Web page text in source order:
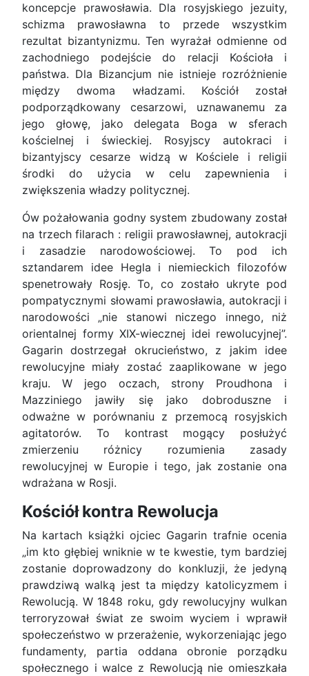
koncepcje prawosławia. Dla rosyjskiego jezuity,
schizma prawosławna to przede wszystkim
rezultat bizantynizmu. Ten wyrażał odmienne od
zachodniego podejście do relacji Kościoła i
państwa. Dla Bizancjum nie istnieje rozróżnienie
między dwoma władzami. Kościół został
podporządkowany cesarzowi, uznawanemu za
jego głowę, jako delegata Boga w sferach
kościelnej i świeckiej. Rosyjscy autokraci i
bizantyjscy cesarze widzą w Kościele i religii
środki do użycia w celu zapewnienia i
zwiększenia władzy politycznej.
Ów pożałowania godny system zbudowany został
na trzech filarach : religii prawosławnej, autokracji
i zasadzie narodowościowej. To pod ich
sztandarem idee Hegla i niemieckich filozofów
spenetrowały Rosję. To, co zostało ukryte pod
pompatycznymi słowami prawosławia, autokracji i
narodowości „nie stanowi niczego innego, niż
orientalnej formy XIX-wiecznej idei rewolucyjnej”.
Gagarin dostrzegał okrucieństwo, z jakim idee
rewolucyjne miały zostać zaaplikowane w jego
kraju. W jego oczach, strony Proudhona i
Mazziniego jawiły się jako dobroduszne i
odważne w porównaniu z przemocą rosyjskich
agitatorów. To kontrast mogący posłużyć
zmierzeniu różnicy rozumienia zasady
rewolucyjnej w Europie i tego, jak zostanie ona
wdrażana w Rosji.
Kościół kontra Rewolucja
Na kartach książki ojciec Gagarin trafnie ocenia
„im kto głębiej wniknie w te kwestie, tym bardziej
zostanie doprowadzony do konkluzji, że jedyną
prawdziwą walką jest ta między katolicyzmem i
Rewolucją. W 1848 roku, gdy rewolucyjny wulkan
terroryzował świat ze swoim wyciem i wprawił
społeczeństwo w przerażenie, wykorzeniając jego
fundamenty, partia oddana obronie porządku
społecznego i walce z Rewolucją nie omieszkała